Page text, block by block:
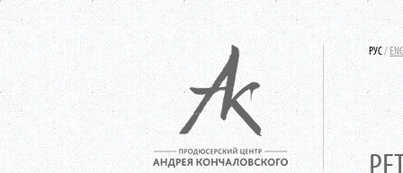
РУС/